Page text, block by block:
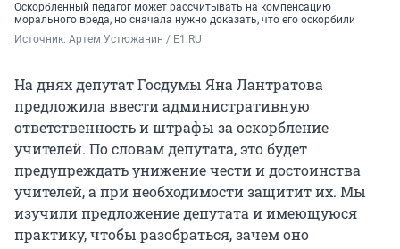
Оскорбленный педагог может рассчитывать на компенсацию
морального вреда, но сначала нужно доказать, что его оскорбили
Источник: Артем Устюжанин / E1.RU
На днях депутат Госдумы Яна Лантратова
предложила ввести административную
ответственность и штрафы за оскорбление
учителей. По словам депутата, это будет
предупреждать унижение чести и достоинства
учителей, а при необходимости защитит их. Мы
изучили предложение депутата и имеющуюся
практику, чтобы разобраться, зачем оно